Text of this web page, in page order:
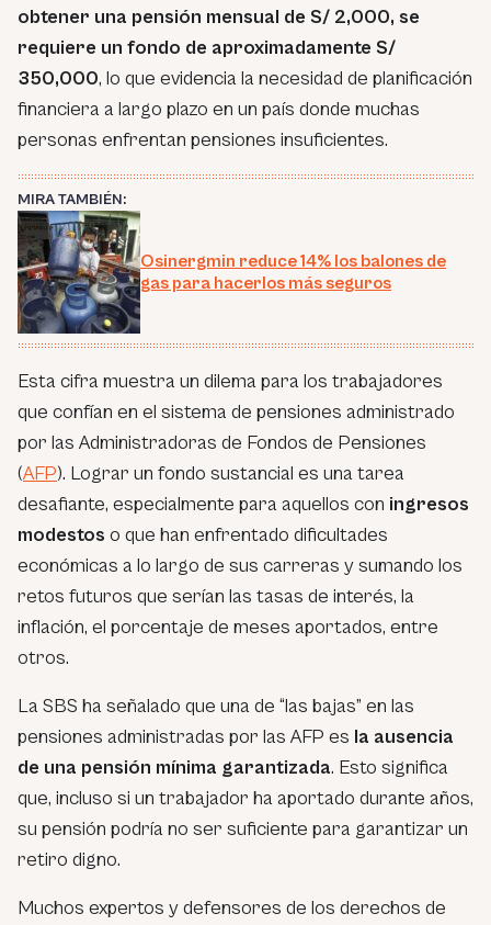
obtener una pensión mensual de S/ 2,000, se
requiere un fondo de aproximadamente S/
350,000, lo que evidencia la necesidad de planificación
financiera a largo plazo en un país donde muchas
personas enfrentan pensiones insuficientes.
MIRA TAMBIÉN:
Osinergmin reduce 14% los balones de
gas para hacerlos más seguros
Esta cifra muestra un dilema para los trabajadores
que confían en el sistema de pensiones administrado
por las Administradoras de Fondos de Pensiones
(AFP). Lograr un fondo sustancial es una tarea
desafiante, especialmente para aquellos con ingresos
modestos o que han enfrentado dificultades
económicas a lo largo de sus carreras y sumando los
retos futuros que serían las tasas de interés, la
inflación, el porcentaje de meses aportados, entre
otros.
La SBS ha señalado que una de “las bajas” en las
pensiones administradas por las AFP es la ausencia
de una pensión mínima garantizada. Esto significa
que, incluso si un trabajador ha aportado durante años,
su pensión podría no ser suficiente para garantizar un
retiro digno.
Muchos expertos y defensores de los derechos de